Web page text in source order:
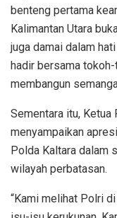
benteng pertama
Kalimantan Utara
juga damai dalam
hadir bersama
membangun
Sementara itu, Ketua
menyampaikan
Polda Kaltara dalam
wilayah perbatasan.
“Kami melihat Polri